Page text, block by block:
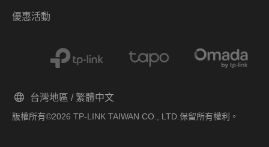
優惠活動
版權所有©2026 TP-LINK TAIWAN CO., LTD.保留所有權利。
台灣地區 / 繁體中文